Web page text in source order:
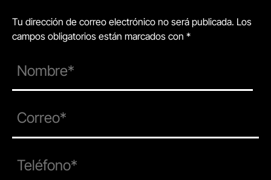
Tu dirección de correo electrónico no será publicada. Los
campos obligatorios están marcados con *